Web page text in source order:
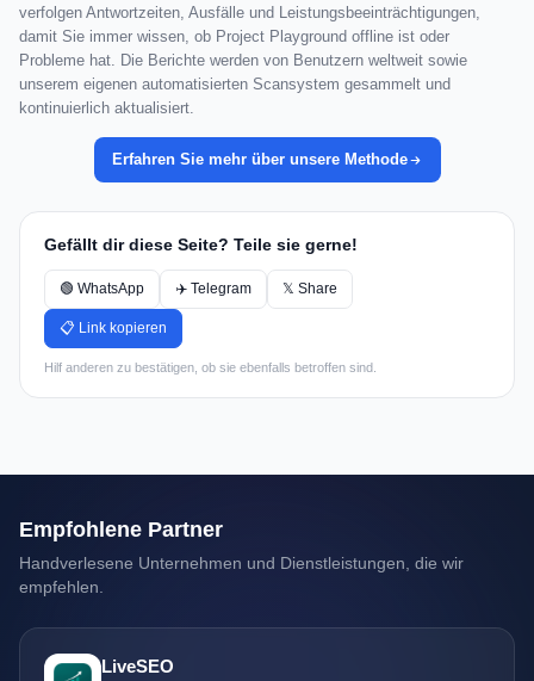
verfolgen Antwortzeiten, Ausfälle und Leistungsbeeinträchtigungen,
damit Sie immer wissen, ob Project Playground offline ist oder
Probleme hat. Die Berichte werden von Benutzern weltweit sowie
unserem eigenen automatisierten Scansystem gesammelt und
kontinuierlich aktualisiert.
Erfahren Sie mehr über unsere Methode
Gefällt dir diese Seite? Teile sie gerne!
🟢 WhatsApp ✈️ Telegram 𝕏 Share
📋 Link kopieren
Hilf anderen zu bestätigen, ob sie ebenfalls betroffen sind.
Empfohlene Partner
Handverlesene Unternehmen und Dienstleistungen, die wir
empfehlen.
LiveSEO